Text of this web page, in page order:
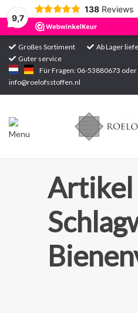
9,7
138 Reviews
Großes Sortiment Ab Lager
Guter service
Für Fragen: 06-53880673 oder
info@roelofsstoffen.nl
Startseite
Sortiment
Artikel